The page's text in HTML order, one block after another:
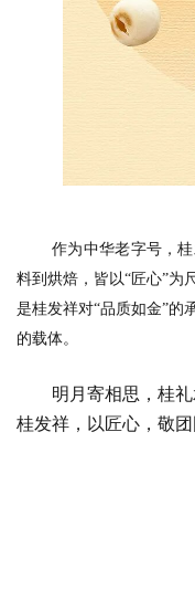
作为中华老字号，
料到烘焙，皆以“匠心”为
是桂发祥对“品质如金”的
的载体。
明月寄相思，桂
桂发祥，以匠心，敬团